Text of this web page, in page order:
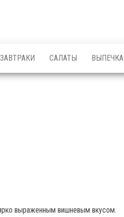
ЗАВТРАКИ САЛАТЫ ВЫПЕЧКА
выраженным вишневым вкусом.